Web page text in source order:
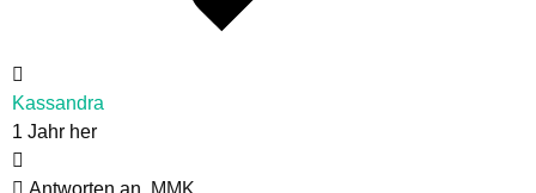
Kassandra
1 Jahr her
Antworten an
MMK